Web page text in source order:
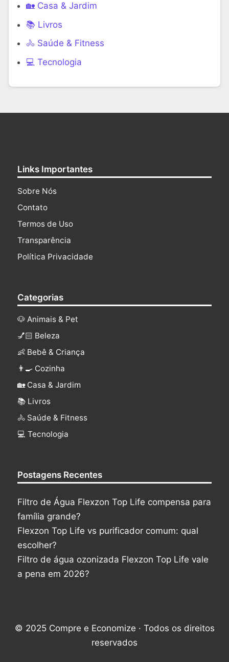
🏡 Casa & Jardim
📚 Livros
🚴 Saúde & Fitness
‍💻 Tecnologia
Links Importantes
Sobre Nós
Contato
Termos de Uso
Transparência
Política Privacidade
Categorias
🐶 Animais & Pet
💅🏻 Beleza
👶 Bebê & Criança
👨‍🍳 Cozinha
🏡 Casa & Jardim
📚 Livros
🚴 Saúde & Fitness
‍💻 Tecnologia
Postagens Recentes
Filtro de Água Flexzon Top Life compensa para
família grande?
Flexzon Top Life vs purificador comum: qual
escolher?
Filtro de água ozonizada Flexzon Top Life vale
a pena em 2026?
© 2025 Compre e Economize · Todos os direitos
reservados